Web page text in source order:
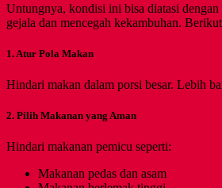
Untungnya, kondisi ini bisa diatasi
gejala dan mencegah kekambuhan.
1. Atur Pola Makan
Hindari makan dalam porsi besar. Lebih
2. Pilih Makanan yang Aman
Hindari makanan pemicu seperti:
Makanan pedas dan asam